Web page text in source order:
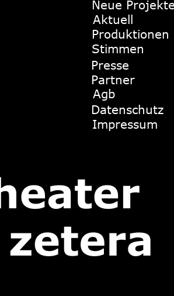
Neue
Aktuell
Stimmen
Partner
Agb
Produktionen
Datenschutz
Impressum
Presse